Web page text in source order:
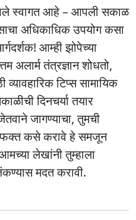
स्वागत आहे – आपली सकाळ
अधिकाधिक उपयोग कसा
आम्ही झोपेच्या
अलार्म तंत्रज्ञान शोधतो,
टिप्स सामायिक
दिनचर्या तयार
जागण्याचा, तुमची
फक्त कसे करावे हे समजून
लेखांनी तुम्हाला
मदत करावी.